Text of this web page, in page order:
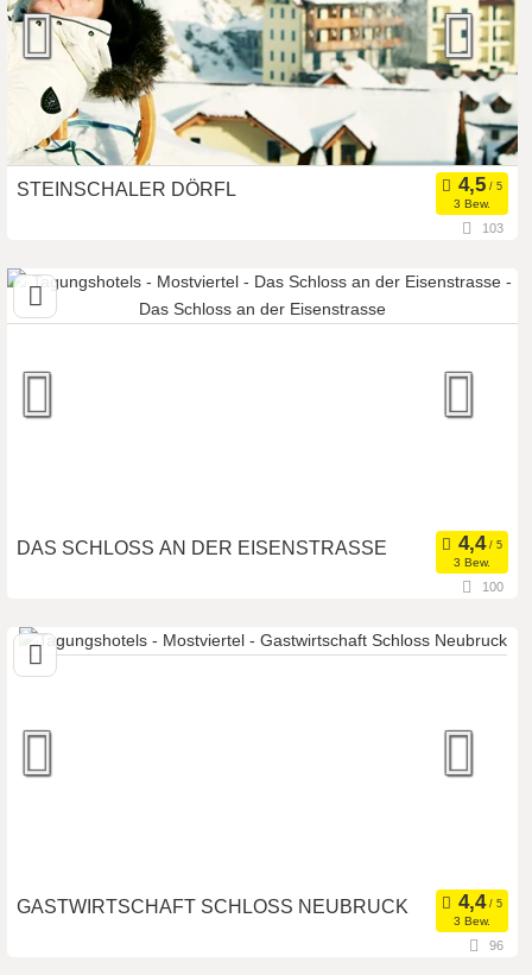
Seminarteilnehmer: 180
STEINSCHALER DÖRFL
3 Bew.
Art der Location: Seminarhotel
Kongresszentrum
Seminarteilnehmer:
103
DAS SCHLOSS AN DER EISENSTRASSE
3 Bew.
Art der Location: Seminarhotel Eventlocation
100
GASTWIRTSCHAFT SCHLOSS NEUBRUCK
3 Bew.
96